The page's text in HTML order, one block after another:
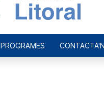
PROGRAMES